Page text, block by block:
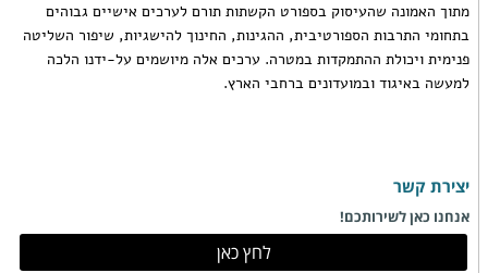
מתוך האמונה שהעיסוק בספורט הקשתות תורם לערכים אישיים גבוהים
בתחומי התרבות הספורטיבית, ההגינות, החינוך להישגיות, שיפור השליטה
פנימית ויכולת ההתמקדות במטרה. ערכים אלה מיושמים על-ידנו הלכה
למעשה באיגוד ובמועדונים ברחבי הארץ.
יצירת קשר
אנחנו כאן לשירותכם!
לחץ כאן